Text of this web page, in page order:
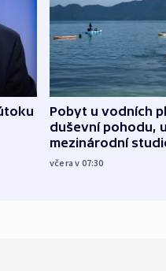
Pobyt u vodních
duševní pohodu,
mezinárodní
včera v 07:30